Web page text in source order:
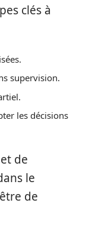
clés à
supervision.
les décisions
de
le
de